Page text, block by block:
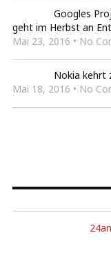
Googles
geht im Herbst an
Mai 23, 2016 • No
Nokia kehrt
Mai 18, 2016 • No